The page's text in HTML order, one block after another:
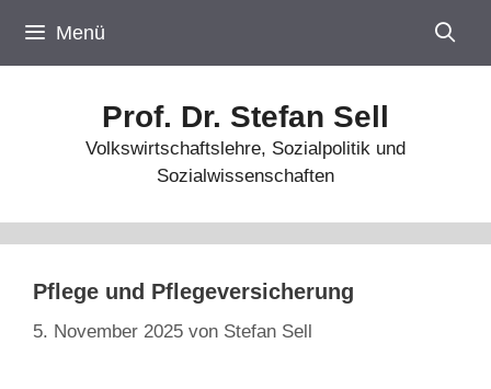
Inhalt
springen
Menü
Prof. Dr. Stefan Sell
Volkswirtschaftslehre, Sozialpolitik und
Sozialwissenschaften
Pflege und Pflegeversicherung
5. November 2025 von Stefan Sell